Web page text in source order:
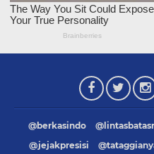
@berkasindo
@jejakpresisi